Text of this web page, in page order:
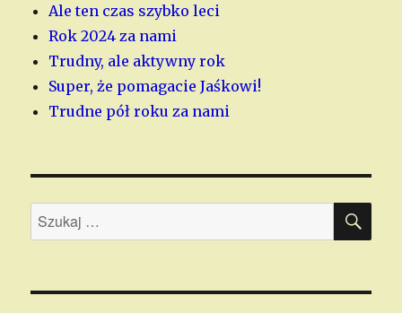
Ale ten czas szybko leci
Rok 2024 za nami
Trudny, ale aktywny rok
Super, że pomagacie Jaśkowi!
Trudne pół roku za nami
Szukaj: